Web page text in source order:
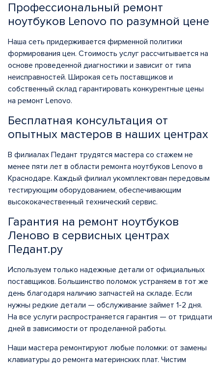
Профессиональный ремонт
ноутбуков Lenovo по разумной цене
Наша сеть придерживается фирменной политики
формирования цен. Стоимость услуг рассчитывается на
основе проведенной диагностики и зависит от типа
неисправностей. Широкая сеть поставщиков и
собственный склад гарантировать конкурентные цены
на ремонт Lenovo.
Бесплатная консультация от
опытных мастеров в наших центрах
В филиалах Педант трудятся мастера со стажем не
менее пяти лет в области ремонта ноутбуков Lenovo в
Краснодаре. Каждый филиал укомплектован передовым
тестирующим оборудованием, обеспечивающим
высококачественный технический сервис.
Гарантия на ремонт ноутбуков
Леново в сервисных центрах
Педант.ру
Используем только надежные детали от официальных
поставщиков. Большинство поломок устраняем в тот же
день благодаря наличию запчастей на складе. Если
нужны редкие детали — обслуживание займет 1-2 дня.
На все услуги распространяется гарантия — от тридцати
дней в зависимости от проделанной работы.
Наши мастера ремонтируют любые поломки: от замены
клавиатуры до ремонта материнских плат. Чистим